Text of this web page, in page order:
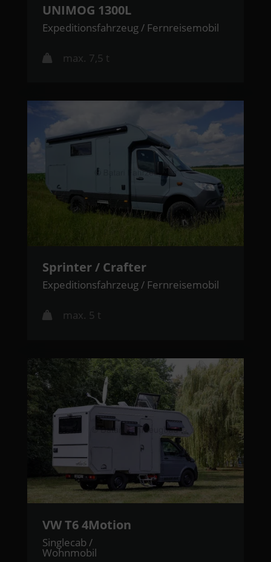
UNIMOG 1300L
Expeditionsfahrzeug / Fernreisemobil
max. 7,5 t
Sprinter / Crafter
Expeditionsfahrzeug / Fernreisemobil
max. 5 t
VW T6 4Motion
Singlecab /
Wohnmobil